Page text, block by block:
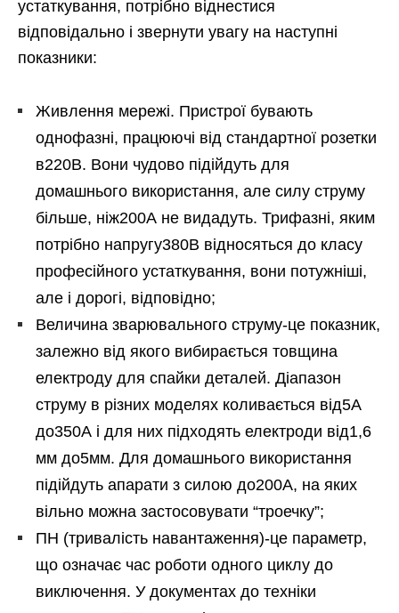
устаткування, потрібно віднестися
відповідально і звернути увагу на наступні
показники:
Живлення мережі. Пристрої бувають
однофазні, працюючі від стандартної розетки
в220В. Вони чудово підійдуть для
домашнього використання, але силу струму
більше, ніж200А не видадуть. Трифазні, яким
потрібно напругу380В відносяться до класу
професійного устаткування, вони потужніші,
але і дорогі, відповідно;
Величина зварювального струму-це показник,
залежно від якого вибирається товщина
електроду для спайки деталей. Діапазон
струму в різних моделях коливається від5А
до350А і для них підходять електроди від1,6
мм до5мм. Для домашнього використання
підійдуть апарати з силою до200А, на яких
вільно можна застосовувати “троечку”;
ПН (тривалість навантаження)-це параметр,
що означає час роботи одного циклу до
виключення. У документах до техніки